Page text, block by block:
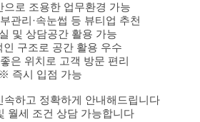
로 조용한 업무환경 가능
관리·속눈썹 등 뷰티업 추천
및 상담공간 활용 가능
구조로 공간 활용 우수
은 위치로 고객 방문 편리
※ 즉시 입점 가능
하고 정확하게 안내해드립니다
월세 조건 상담 가능합니다